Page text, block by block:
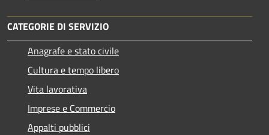
CATEGORIE DI SERVIZIO
Anagrafe e stato civile
Cultura e tempo libero
Vita lavorativa
Imprese e Commercio
Appalti pubblici